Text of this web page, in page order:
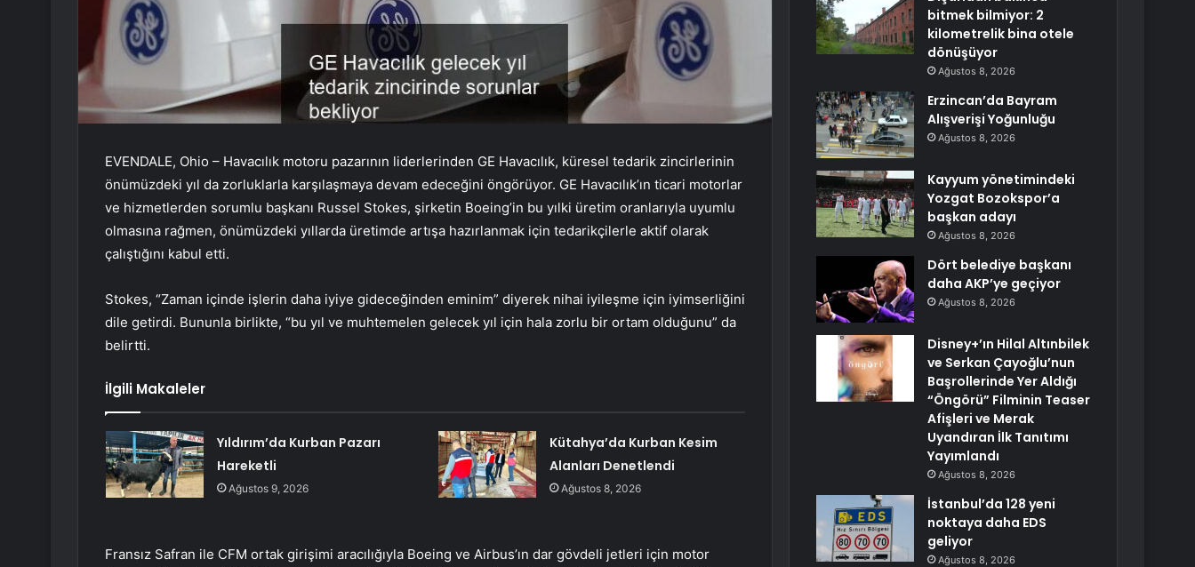
EVENDALE, Ohio – Havacılık motoru pazarının liderlerinden GE Havacılık, küresel tedarik zincirlerinin
önümüzdeki yıl da zorluklarla karşılaşmaya devam edeceğini öngörüyor. GE Havacılık’ın ticari motorlar
ve hizmetlerden sorumlu başkanı Russel Stokes, şirketin Boeing’in bu yılki üretim oranlarıyla uyumlu
olmasına rağmen, önümüzdeki yıllarda üretimde artışa hazırlanmak için tedarikçilerle aktif olarak
çalıştığını kabul etti.
Stokes, “Zaman içinde işlerin daha iyiye gideceğinden eminim” diyerek nihai iyileşme için iyimserliğini
dile getirdi. Bununla birlikte, “bu yıl ve muhtemelen gelecek yıl için hala zorlu bir ortam olduğunu” da
belirtti.
İlgili Makaleler
Yıldırım’da Kurban Pazarı
Hareketli
Ağustos 9, 2026
Kütahya’da Kurban Kesim
Alanları Denetlendi
Ağustos 8, 2026
Fransız Safran ile CFM ortak girişimi aracılığıyla Boeing ve Airbus’ın dar gövdeli jetleri için motor
bitmek bilmiyor: 2
kilometrelik bina otele
dönüşüyor
Ağustos 8, 2026
Erzincan’da Bayram
Alışverişi Yoğunluğu
Ağustos 8, 2026
Kayyum yönetimindeki
Yozgat Bozokspor’a
başkan adayı
Ağustos 8, 2026
Dört belediye başkanı
daha AKP’ye geçiyor
Ağustos 8, 2026
Disney+’ın Hilal Altınbilek
ve Serkan Çayoğlu’nun
Başrollerinde Yer Aldığı
“Öngörü” Filminin Teaser
Afişleri ve Merak
Uyandıran İlk Tanıtımı
Yayımlandı
Ağustos 8, 2026
İstanbul’da 128 yeni
noktaya daha EDS
geliyor
Ağustos 8, 2026